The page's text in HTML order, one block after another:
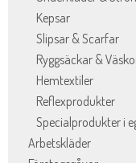
Kepsar
Slipsar & Scarfar
Ryggsäckar &
Hemtextiler
Reflexprodukter
Specialprodukter i
Arbetskläder